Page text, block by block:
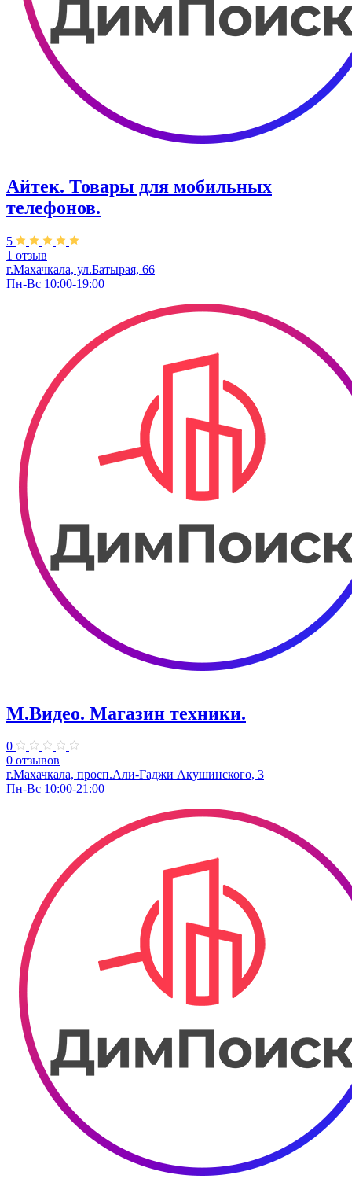
Айтек. Товары для мобильных
телефонов.
5
1 отзыв
г.Махачкала, ул.Батырая, 66
Пн-Вс 10:00-19:00
М.Видео. Магазин техники.
0
0 отзывов
г.Махачкала, просп.Али-Гаджи Акушинского, 3
Пн-Вс 10:00-21:00